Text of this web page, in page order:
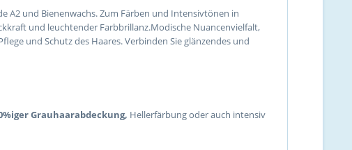
A2 und Bienenwachs. Zum Färben und Intensivtönen in
und leuchtender Farbbrillanz.Modische Nuancenvielfalt,
und Schutz des Haares. Verbinden Sie glänzendes und
Grauhaarabdeckung, Hellerfärbung oder auch intensiv